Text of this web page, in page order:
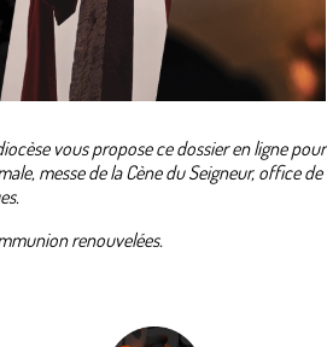
vous propose ce dossier en ligne pour
messe de la Cène du Seigneur, office de
renouvelées.